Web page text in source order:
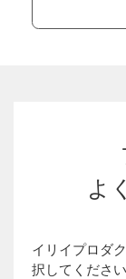
よ
イリイプロダ
択してください